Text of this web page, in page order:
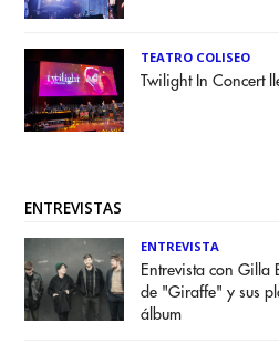
TEATRO COLISEO
Twilight In Concert
ENTREVISTAS
ENTREVISTA
Entrevista con Gilla
de "Giraffe" y sus
álbum